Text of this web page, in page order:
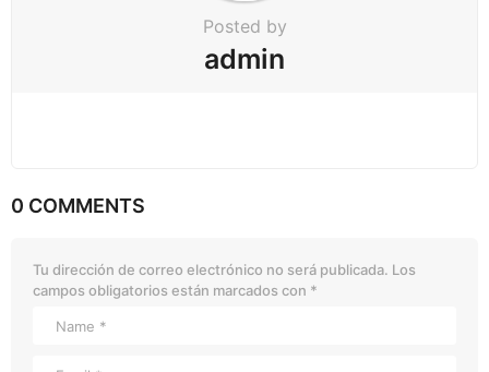
Posted by
admin
0 COMMENTS
Tu dirección de correo electrónico no será publicada. Los
campos obligatorios están marcados con *